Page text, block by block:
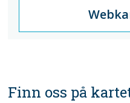
Finn oss på